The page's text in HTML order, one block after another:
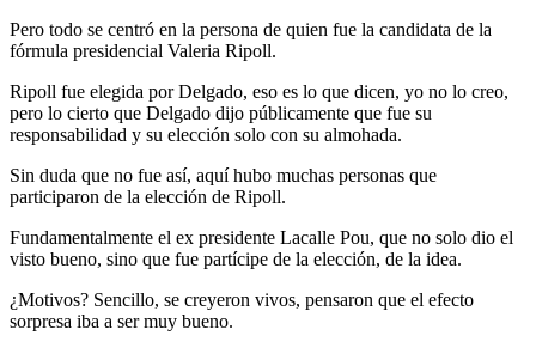
Pero todo se centró en la persona de quien fue la candidata de la
fórmula presidencial Valeria Ripoll.
Ripoll fue elegida por Delgado, eso es lo que dicen, yo no lo creo,
pero lo cierto que Delgado dijo públicamente que fue su
responsabilidad y su elección solo con su almohada.
Sin duda que no fue así, aquí hubo muchas personas que
participaron de la elección de Ripoll.
Fundamentalmente el ex presidente Lacalle Pou, que no solo dio el
visto bueno, sino que fue partícipe de la elección, de la idea.
¿Motivos? Sencillo, se creyeron vivos, pensaron que el efecto
sorpresa iba a ser muy bueno.